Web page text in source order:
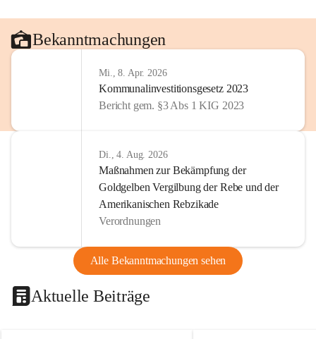
Bekanntmachungen
Mi., 8. Apr. 2026
Kommunalinvestitionsgesetz 2023
Bericht gem. §3 Abs 1 KIG 2023
Di., 4. Aug. 2026
Maßnahmen zur Bekämpfung der
Goldgelben Vergilbung der Rebe und der
Amerikanischen Rebzikade
Verordnungen
Alle Bekanntmachungen sehen
Aktuelle Beiträge